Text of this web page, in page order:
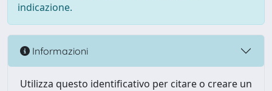
indicazione.
Informazioni
Utilizza questo identificativo per citare o creare un